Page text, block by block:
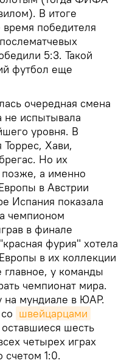
В итоге
победителя
5:3. Такой
футбол еще
очередная смена
не испытывала
уровня. В
Торрес, Хави,
Но их
позже, а именно
в Австрии
Испания показала
чемпионом
в финале
фурия" хотела
в их коллекции
у команды
чемпионат мира.
на мундиале в ЮАР.
швейцарцами
шесть
четырех играх
1:0.